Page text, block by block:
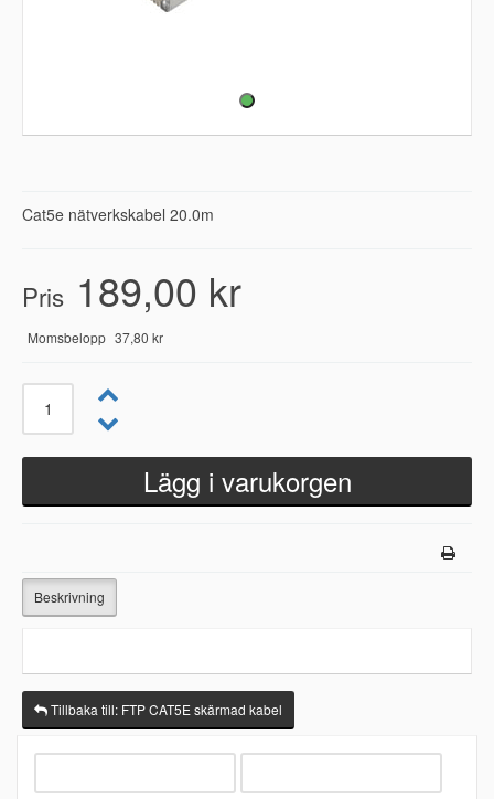
Cat5e nätverkskabel 20.0m
Pris 189,00 kr
Momsbelopp 37,80 kr
Beskrivning
Tillbaka till: FTP CAT5E skärmad kabel